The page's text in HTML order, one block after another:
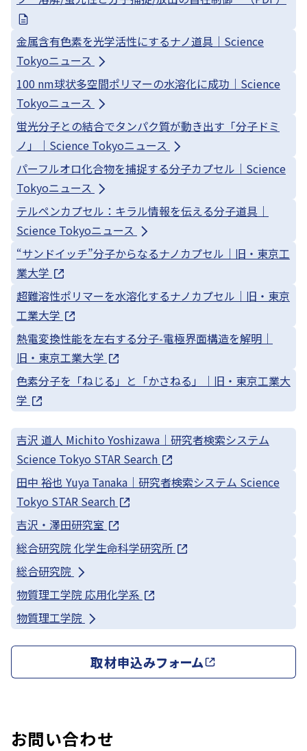
金属含有色素を光学活性にするナノ道具｜Science
Tokyoニュース
100 nm球状多空間ポリマーの水溶化に成功｜Science
Tokyoニュース
蛍光分子との結合でタンパク質が動き出す「分子ドミ
ノ」｜Science Tokyoニュース
パーフルオロ化合物を捕捉する分子カプセル｜Science
Tokyoニュース
テルペンカプセル：キラル情報を伝える分子道具｜
Science Tokyoニュース
“サンドイッチ”分子からなるナノカプセル｜旧・東京工
業大学
超難溶性ポリマーを水溶化するナノカプセル｜旧・東京
工業大学
熱電変換性能を左右する分子-電極界面構造を解明｜
旧・東京工業大学
色素分子を「ねじる」と「かさねる」｜旧・東京工業大
学
吉沢 道人 Michito Yoshizawa｜研究者検索システム
Science Tokyo STAR Search
田中 裕也 Yuya Tanaka｜研究者検索システム Science
Tokyo STAR Search
吉沢・澤田研究室
総合研究院 化学生命科学研究所
総合研究院
物質理工学院 応用化学系
物質理工学院
取材申込みフォーム
お問い合わせ